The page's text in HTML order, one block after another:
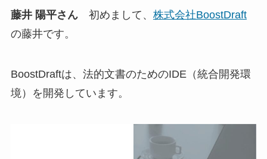
藤井 陽平さん初めまして、 株式会社BoostDraft
の藤井です。
BoostDraftは、法的文書のためのIDE（統合開発環
境）を開発しています。